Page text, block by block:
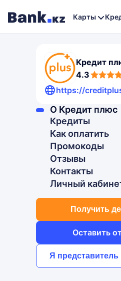
Карты
Кредит
4.3
4,3
rating
https://
О Кредит плюс
Кредиты
Как оплатить
Промокоды
Отзывы
Контакты
Личный
Получить
Оставить
Я